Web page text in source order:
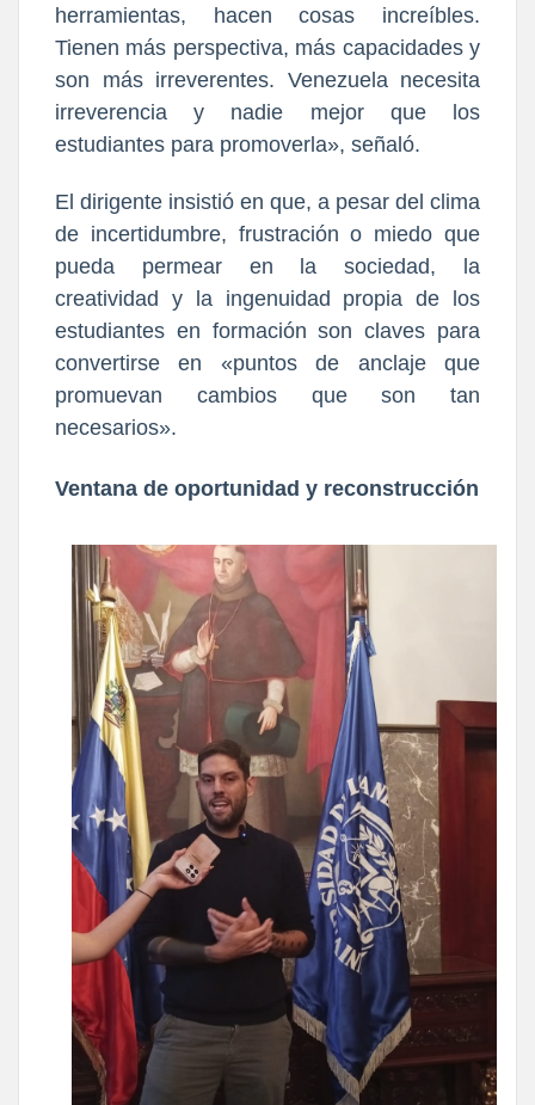
herramientas, hacen cosas increíbles.
Tienen más perspectiva, más capacidades y
son más irreverentes. Venezuela necesita
irreverencia y nadie mejor que los
estudiantes para promoverla», señaló.
El dirigente insistió en que, a pesar del clima
de incertidumbre, frustración o miedo que
pueda permear en la sociedad, la
creatividad y la ingenuidad propia de los
estudiantes en formación son claves para
convertirse en «puntos de anclaje que
promuevan cambios que son tan
necesarios».
Ventana de oportunidad y reconstrucción